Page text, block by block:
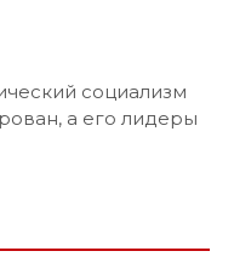
социализм
а его лидеры